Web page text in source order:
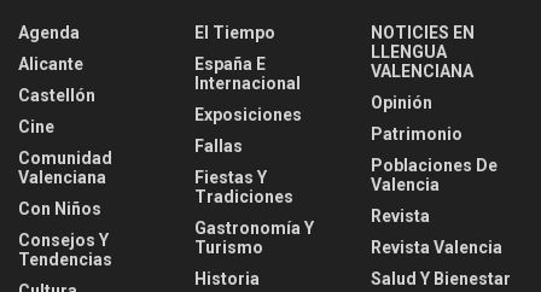
Agenda
Alicante
Castellón
Cine
Comunidad
Valenciana
Con Niños
Consejos Y
Tendencias
El Tiempo
España E
Internacional
Exposiciones
Fallas
Fiestas Y
Tradiciones
Gastronomía Y
Turismo
Historia
NOTICIES EN
LLENGUA
VALENCIANA
Opinión
Patrimonio
Poblaciones De
Valencia
Revista
Revista Valencia
Salud Y Bienestar